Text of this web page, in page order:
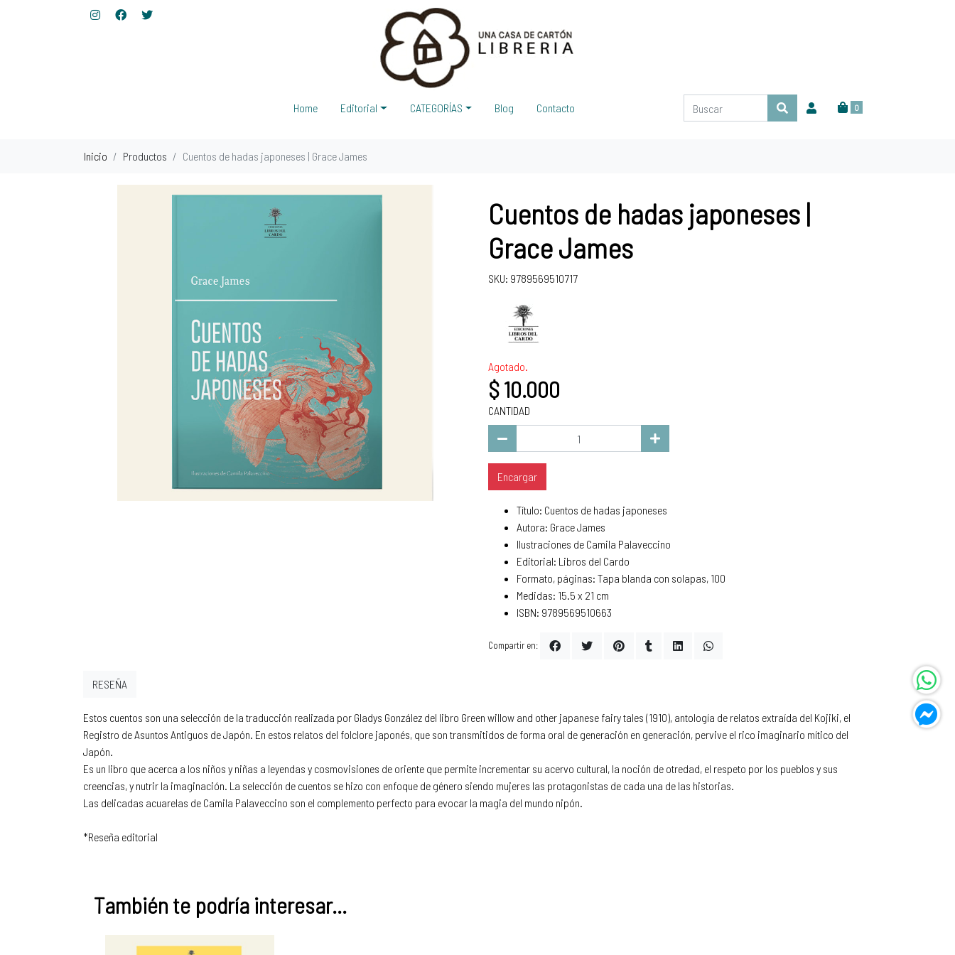
0
Home Editorial CATEGORÍAS Blog Contacto
Inicio Productos Cuentos de hadas japoneses | Grace James
Cuentos de hadas japoneses |
Grace James
SKU: 9789569510717
Agotado.
$ 10.000
CANTIDAD
Encargar
Título: Cuentos de hadas japoneses
Autora: Grace James
Ilustraciones de Camila Palaveccino
Editorial: Libros del Cardo
Formato, páginas: Tapa blanda con solapas, 100
Medidas: 15.5 x 21 cm
ISBN: 9789569510663
Compartir en:
Estos cuentos son una selección de la traducción realizada por Gladys González del libro Green willow and other japanese fairy tales (1910), antología de relatos extraída del Kojiki, el
Registro de Asuntos Antiguos de Japón. En estos relatos del folclore japonés, que son transmitidos de forma oral de generación en generación, pervive el rico imaginario mítico del
Japón.
Es un libro que acerca a los niños y niñas a leyendas y cosmovisiones de oriente que permite incrementar su acervo cultural, la noción de otredad, el respeto por los pueblos y sus
creencias, y nutrir la imaginación. La selección de cuentos se hizo con enfoque de género siendo mujeres las protagonistas de cada una de las historias.
Las delicadas acuarelas de Camila Palaveccino son el complemento perfecto para evocar la magia del mundo nipón.
*Reseña editorial
RESEÑA
También te podría interesar...